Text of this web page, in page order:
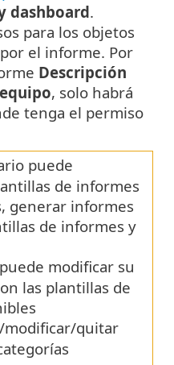
dashboard.
para los objetos
el informe. Por
Descripción
, solo habrá
tenga el permiso
puede
de informes
generar informes
de informes y
modificar su
las plantillas de
modificar/quitar